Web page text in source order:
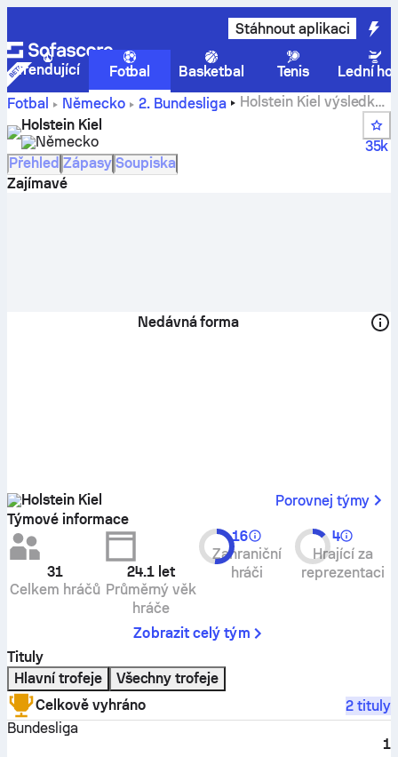
Stáhnout aplikaci
Trendující Fotbal Basketbal Tenis
Lední
Fotbal
Německo 2. Bundesliga
Holstein Kiel výsledky,
zápasy, tabulky, a hráčské statistiky
Holstein Kiel
Německo
35k
Přehled Zápasy Soupiska
Zajímavé
Nedávná forma
Holstein Kiel
Porovnej týmy
Týmové informace
31
Celkem hráčů
24.1 let
Průměrný věk
hráče
16
Zahraniční
hráči
4
Hrající za
reprezentaci
Zobrazit celý tým
Tituly
Hlavní trofeje
Všechny trofeje
Celkově vyhráno
2 tituly
Bundesliga
1